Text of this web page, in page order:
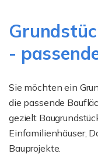
-
Sie möchten ein
die passende
gezielt
Einfamilienhäuser,
Bauprojekte.